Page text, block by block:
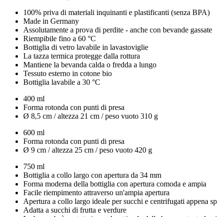
100% priva di materiali inquinanti e plastificanti (senza BPA)
Made in Germany
Assolutamente a prova di perdite - anche con bevande gassate
Riempibile fino a 60 °C
Bottiglia di vetro lavabile in lavastoviglie
La tazza termica protegge dalla rottura
Mantiene la bevanda calda o fredda a lungo
Tessuto esterno in cotone bio
Bottiglia lavabile a 30 °C
400 ml
Forma rotonda con punti di presa
Ø 8,5 cm / altezza 21 cm / peso vuoto 310 g
600 ml
Forma rotonda con punti di presa
Ø 9 cm / altezza 25 cm / peso vuoto 420 g
750 ml
Bottiglia a collo largo con apertura da 34 mm
Forma moderna della bottiglia con apertura comoda e ampia
Facile riempimento attraverso un'ampia apertura
Apertura a collo largo ideale per succhi e centrifugati appena
Adatta a succhi di frutta e verdure